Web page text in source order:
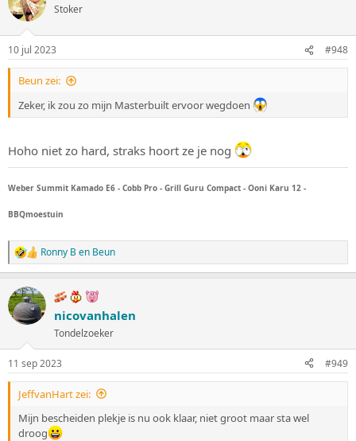
Stoker
10 jul 2023 #948
Beun zei:
Zeker, ik zou zo mijn Masterbuilt ervoor wegdoen
Hoho niet zo hard, straks hoort ze je nog
Weber Summit Kamado E6 - Cobb Pro - Grill Guru Compact - Ooni Karu 12 -
BBQmoestuin
W
a
r
d
e
i
n
g
e
n
Ronny Ben Beun
nicovanhalen
Tondelzoeker
11 sep 2023 #949
JeffvanHart zei:
Mijn bescheiden plekje is nu ook klaar, niet groot maar sta wel
droog